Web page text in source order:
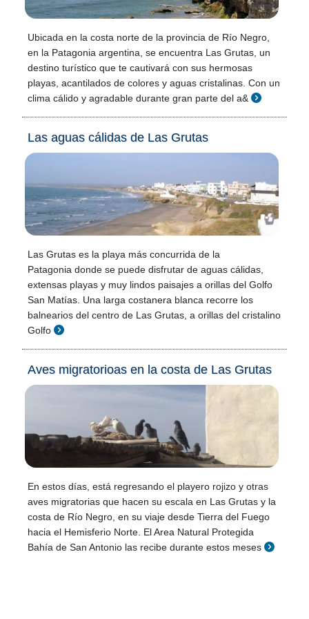
Ubicada en la costa norte de la provincia de Río Negro,
en la Patagonia argentina, se encuentra Las Grutas, un
destino turístico que te cautivará con sus hermosas
playas, acantilados de colores y aguas cristalinas. Con un
clima cálido y agradable durante gran parte del a&
Las aguas cálidas de Las Grutas
Las Grutas es la playa más concurrida de la
Patagonia donde se puede disfrutar de aguas cálidas,
extensas playas y muy lindos paisajes a orillas del Golfo
San Matías. Una larga costanera blanca recorre los
balnearios del centro de Las Grutas, a orillas del cristalino
Golfo
Aves migratorioas en la costa de Las Grutas
En estos días, está regresando el playero rojizo y otras
aves migratorias que hacen su escala en Las Grutas y la
costa de Río Negro, en su viaje desde Tierra del Fuego
hacia el Hemisferio Norte. El Area Natural Protegida
Bahía de San Antonio las recibe durante estos meses